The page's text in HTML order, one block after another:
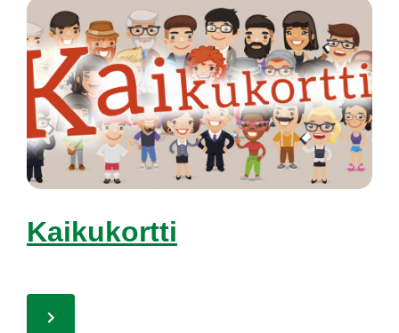
Kai­ku­kort­ti